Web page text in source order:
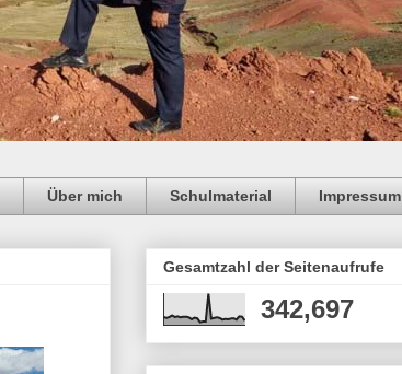
Über mich Schulmaterial Impressum
Gesamtzahl der Seitenaufrufe
342,697